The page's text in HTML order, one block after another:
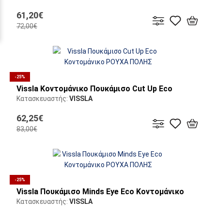
61,20€
72,00€
-25%
Vissla Κοντομάνικο Πουκάμισο Cut Up Eco
Κατασκευαστής: VISSLA
62,25€
83,00€
-25%
Vissla Πουκάμισο Minds Eye Eco Κοντομάνικο
Κατασκευαστής: VISSLA